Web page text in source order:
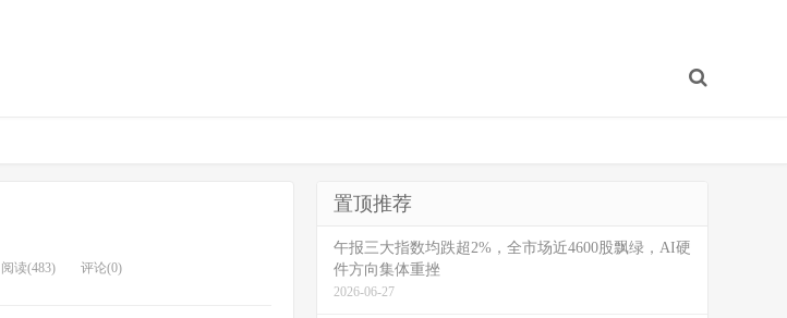
阅读(483) 评论(0)
置顶推荐
午报三大指数均跌超2%，全市场近4600股飘绿，AI硬
件方向集体重挫
2026-06-27